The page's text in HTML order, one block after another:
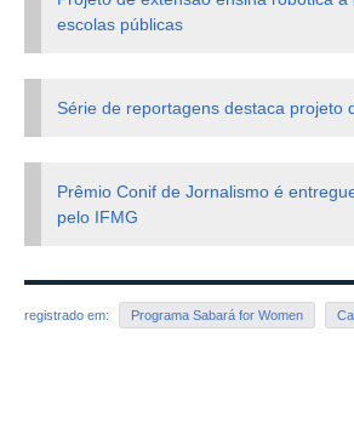
escolas públicas
Série de reportagens destaca projeto
Prêmio Conif de Jornalismo é
pelo IFMG
registrado em: Programa Sabará for Women